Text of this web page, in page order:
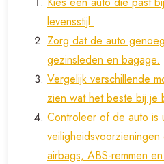
levensstijl.
Zorg dat de auto
gezinsleden en bagage.
Vergelijk verschillende
zien wat het beste bij je
Controleer of de auto is
airbags, ABS-remmen